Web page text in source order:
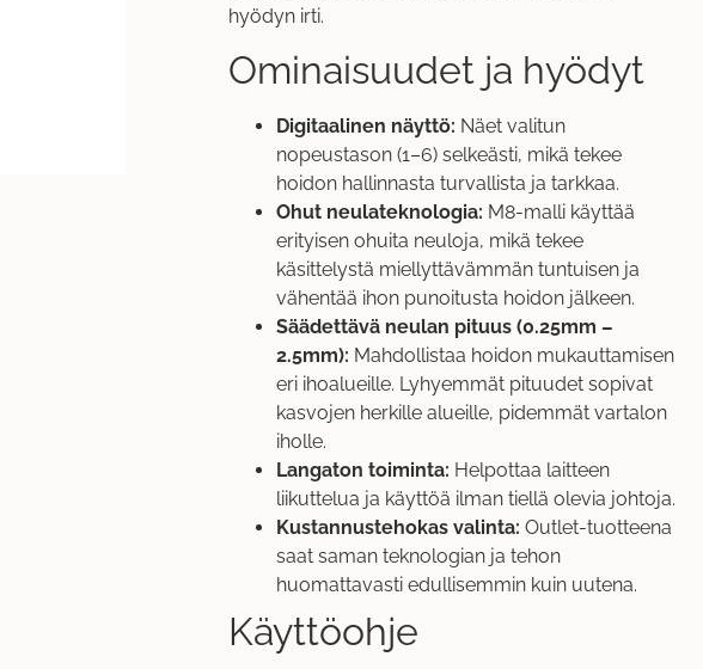
hyödyn irti.
Ominaisuudet ja hyödyt
Digitaalinen näyttö: Näet valitun
nopeustason (1–6) selkeästi, mikä tekee
hoidon hallinnasta turvallista ja tarkkaa.
Ohut neulateknologia: M8-malli käyttää
erityisen ohuita neuloja, mikä tekee
käsittelystä miellyttävämmän tuntuisen ja
vähentää ihon punoitusta hoidon jälkeen.
Säädettävä neulan pituus (0.25mm –
2.5mm): Mahdollistaa hoidon mukauttamisen
eri ihoalueille. Lyhyemmät pituudet sopivat
kasvojen herkille alueille, pidemmät vartalon
iholle.
Langaton toiminta: Helpottaa laitteen
liikuttelua ja käyttöä ilman tiellä olevia johtoja.
Kustannustehokas valinta: Outlet-tuotteena
saat saman teknologian ja tehon
huomattavasti edullisemmin kuin uutena.
Käyttöohje